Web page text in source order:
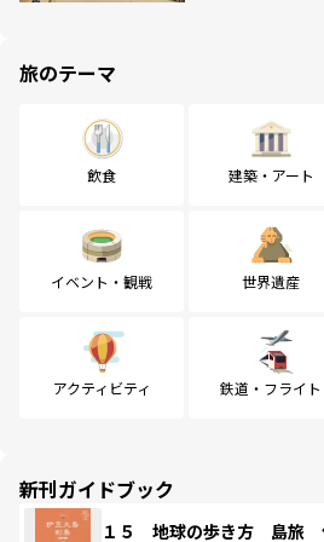
旅のテーマ
飲食 建築・アート
イベント・観戦 世界遺産
アクティビティ 鉄道・フライト
新刊ガイドブック
１５ 地球の歩き方 島旅